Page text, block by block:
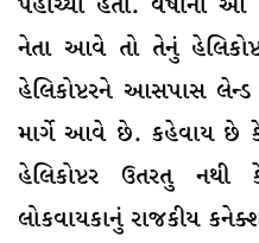
નેતા આવે તો તેનું
હેલિકોપ્ટરને આસપાસ
માર્ગે આવે છે. કહેવાય છે
હેલિકોપ્ટર ઉતરતુ
લોકવાયકાનું રાજકીય